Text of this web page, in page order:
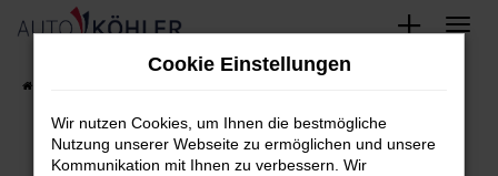
Zum
Cookie Einstellungen
Wir nutzen Cookies, um Ihnen die bestmögliche
Nutzung unserer Webseite zu ermöglichen und unsere
Kommunikation mit Ihnen zu verbessern. Wir